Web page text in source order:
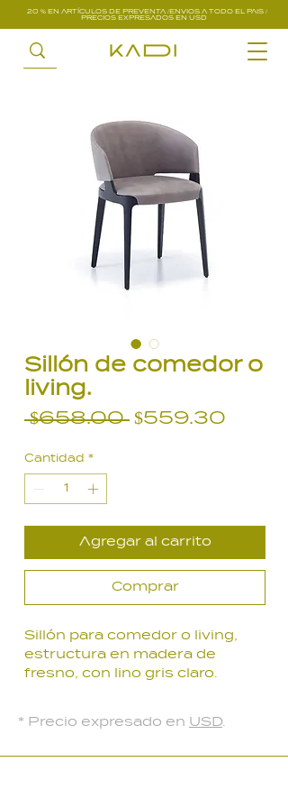
20 % EN ARTÍCULOS DE PREVENTA /ENVIOS A TODO EL PAIS /
PRECIOS EXPRESADOS EN USD
Sillón de comedor o
living.
$658.00 Precio
$559.30
Cantidad *
Agregar al carrito
Comprar
Sillón para comedor o living,
estructura en madera de
fresno, con lino gris claro.
* Precio expresado en USD.